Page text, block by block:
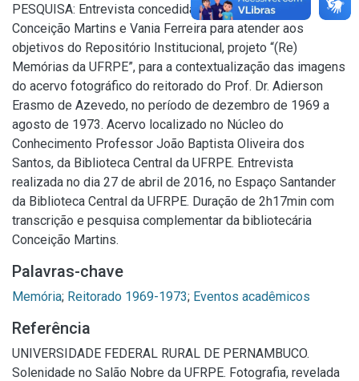
PESQUISA: Entrevista concedida às bibliotecárias
Conceição Martins e Vania Ferreira para atender aos
objetivos do Repositório Institucional, projeto “(Re)
Memórias da UFRPE”, para a contextualização das imagens
do acervo fotográfico do reitorado do Prof. Dr. Adierson
Erasmo de Azevedo, no período de dezembro de 1969 a
agosto de 1973. Acervo localizado no Núcleo do
Conhecimento Professor João Baptista Oliveira dos
Santos, da Biblioteca Central da UFRPE. Entrevista
realizada no dia 27 de abril de 2016, no Espaço Santander
da Biblioteca Central da UFRPE. Duração de 2h17min com
transcrição e pesquisa complementar da bibliotecária
Conceição Martins.
Palavras-chave
Memória; Reitorado 1969-1973; Eventos acadêmicos
Referência
UNIVERSIDADE FEDERAL RURAL DE PERNAMBUCO.
Solenidade no Salão Nobre da UFRPE. Fotografia, revelada